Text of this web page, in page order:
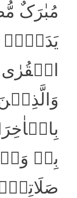
مُبٰرَکٌ
یَدَیۡہِ
بِہٖ